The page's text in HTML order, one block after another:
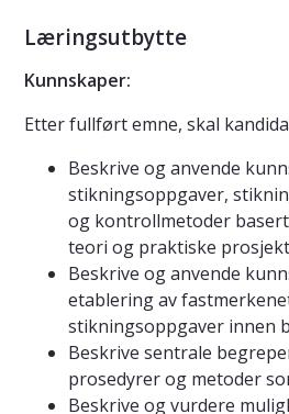
Læringsutbytte
Kunnskaper:
Etter fullført emne, skal
Beskrive og anvende
stikningsoppgaver,
og kontrollmetoder
teori og praktiske
Beskrive og anvende
etablering av
stikningsoppgaver innen
Beskrive sentrale
prosedyrer og metoder
Beskrive og vurdere